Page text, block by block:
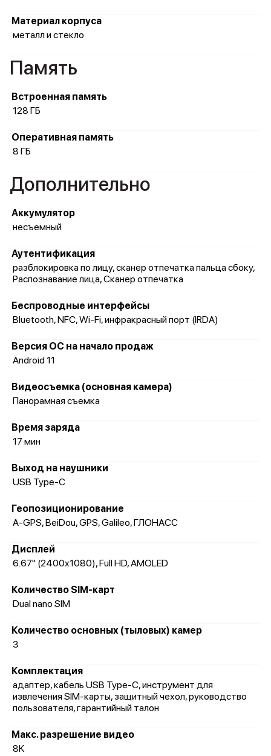
Материал корпуса
металл и стекло
Память
Встроенная память
128 ГБ
Оперативная память
8 ГБ
Дополнительно
Аккумулятор
несъемный
Аутентификация
разблокировка по лицу, сканер отпечатка пальца сбоку,
Распознавание лица, Сканер отпечатка
Беспроводные интерфейсы
Bluetooth, NFC, Wi-Fi, инфракрасный порт (IRDA)
Версия ОС на начало продаж
Android 11
Видеосъемка (основная камера)
Панорамная съемка
Время заряда
17 мин
Выход на наушники
USB Type-C
Геопозиционирование
A-GPS, BeiDou, GPS, Galileo, ГЛОНАСС
Дисплей
6.67" (2400x1080), Full HD, AMOLED
Количество SIM-карт
Dual nano SIM
Количество основных (тыловых) камер
3
Комплектация
адаптер, кабель USB Type-C, инструмент для
извлечения SIM-карты, защитный чехол, руководство
пользователя, гарантийный талон
Макс. разрешение видео
8K